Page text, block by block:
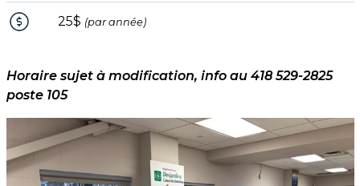
25$ (par année)
Horaire sujet à modification, info au 418 529-2825
poste 105